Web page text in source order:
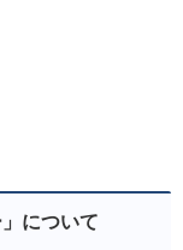
について